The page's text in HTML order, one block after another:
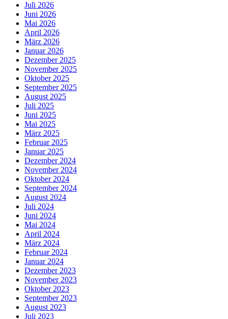
Juli 2026
Juni 2026
Mai 2026
April 2026
März 2026
Januar 2026
Dezember 2025
November 2025
Oktober 2025
September 2025
August 2025
Juli 2025
Juni 2025
Mai 2025
März 2025
Februar 2025
Januar 2025
Dezember 2024
November 2024
Oktober 2024
September 2024
August 2024
Juli 2024
Juni 2024
Mai 2024
April 2024
März 2024
Februar 2024
Januar 2024
Dezember 2023
November 2023
Oktober 2023
September 2023
August 2023
Juli 2023